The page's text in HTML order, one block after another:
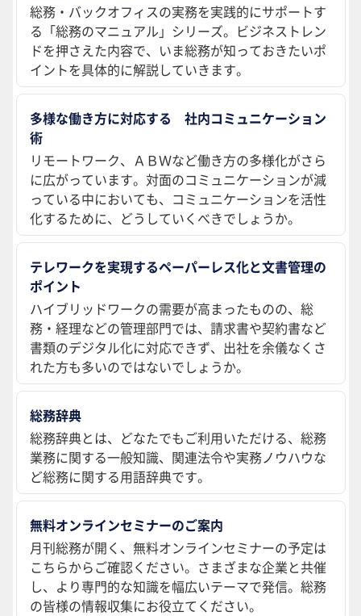
総務・バックオフィスの実務を実践的にサポートす
る「総務のマニュアル」シリーズ。ビジネストレン
ドを押さえた内容で、いま総務が知っておきたいポ
イントを具体的に解説していきます。
多様な働き方に対応する 社内コミュニケーション
術
リモートワーク、ＡＢＷなど働き方の多様化がさら
に広がっています。対面のコミュニケーションが減
っている中においても、コミュニケーションを活性
化するために、どうしていくべきでしょうか。
テレワークを実現するペーパーレス化と文書管理の
ポイント
ハイブリッドワークの需要が高まったものの、総
務・経理などの管理部門では、請求書や契約書など
書類のデジタル化に対応できず、出社を余儀なくさ
れた方も多いのではないでしょうか。
総務辞典
総務辞典とは、どなたでもご利用いただける、総務
業務に関する一般知識、関連法令や実務ノウハウな
ど総務に関する用語辞典です。
無料オンラインセミナーのご案内
月刊総務が開く、無料オンラインセミナーの予定は
こちらからご確認ください。さまざまな企業と共催
し、より専門的な知識を幅広いテーマで発信。総務
の皆様の情報収集にお役立てください。